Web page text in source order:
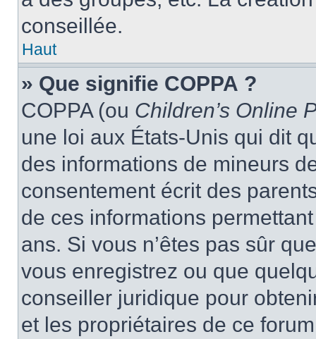
conseillée.
Haut
» Que signifie COPPA ?
COPPA (ou Children’s Online
une loi aux États-Unis qui dit
des informations de mineurs
consentement écrit des
de ces informations
ans. Si vous n’êtes pas sûr
vous enregistrez ou que
conseiller juridique pour
et les propriétaires de ce